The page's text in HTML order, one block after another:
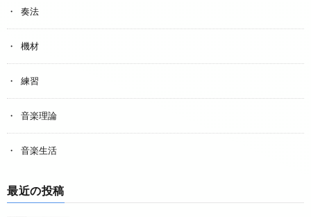
奏法
機材
練習
音楽理論
音楽生活
最近の投稿